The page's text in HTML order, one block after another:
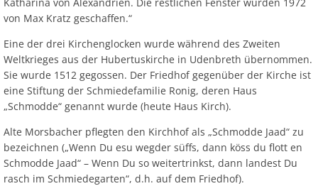
von Max Kratz geschaffen.“
Eine der drei Kirchenglocken wurde während des Zweiten
Weltkrieges aus der Hubertuskirche in Udenbreth übernommen.
Sie wurde 1512 gegossen. Der Friedhof gegenüber der Kirche ist
eine Stiftung der Schmiedefamilie Ronig, deren Haus
„Schmodde“ genannt wurde (heute Haus Kirch).
Alte Morsbacher pflegten den Kirchhof als „Schmodde Jaad“ zu
bezeichnen („Wenn Du esu wegder süffs, dann köss du flott en
Schmodde Jaad“ – Wenn Du so weitertrinkst, dann landest Du
rasch im Schmiedegarten“, d.h. auf dem Friedhof).